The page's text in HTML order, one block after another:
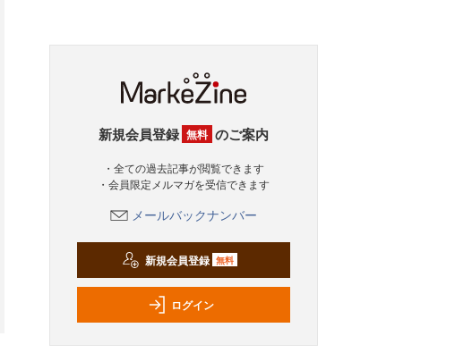
新規会員登録 無料 のご案内
・全ての過去記事が閲覧できます
・会員限定メルマガを受信できます
メールバックナンバー
新規会員登録 無料
ログイン